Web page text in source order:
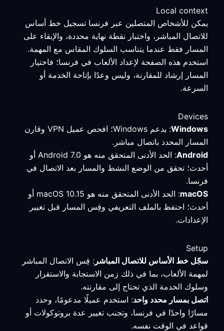
Local context
يمكن للأشخاص المتصلين عبر فرنسا تسجيل خط أساس
للاتصال المباشر، واختبار نقطة نهاية محددة، والإبقاء على
المسار فقط عندما يتناسب السلوك المقاس مع المهمة.
استخدم هذه الصفحة لإعداد الألعاب في فرنسا؛ فاختيار
المسار إرشاد للمقارنة، وليس وعدًا بإتاحة الخدمة أو
السرعة.
Devices
Windows
: يدعم Windows؛ افحص عميل VPN وقارن
المسار المحدد باتصال مباشر.
Android
: الحد الأدنى المتحقق منه هو Android 7.0 أو
أحدث؛ تحقق من الوضع النشط والمسار بعد الاتصال في
فرنسا.
macOS
: الحد الأدنى المتحقق منه هو macOS 10.15 أو
أحدث؛ احتفظ بالملف التعريفي وقِس المسار قبل تغيير
الإعدادات.
Setup
سجّل خط الأساس للاتصال المباشر : قِس الاتصال المباشر
لمهمة الألعاب، بما في ذلك زمن الاستجابة والاستقرار
وسلوك الخدمة الذي تحتاج إلى مقارنته.
اتصل بمسار محدد واحد: استخدم عميلًا مدعومًا، وحدد
مسارًا واحدًا في فرنسا، وتجنب تغيير عدة بروتوكولات أو
قواعد في الوقت نفسه.